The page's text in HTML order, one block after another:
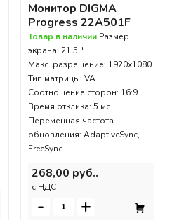
Монитор DIGMA
Progress 22A501F
Товар в наличии Размер
экрана: 21.5 "
Макс. разрешение: 1920x1080
Тип матрицы: VA
Соотношение сторон: 16:9
Время отклика: 5 мс
Переменная частота
обновления: AdaptiveSync,
FreeSync
268,00 руб..
c НДС
- +